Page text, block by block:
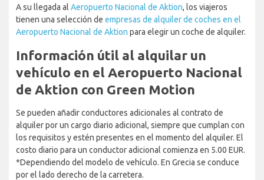
A su llegada al Aeropuerto Nacional de Aktion, los viajeros
tienen una selección de empresas de alquiler de coches en el
Aeropuerto Nacional de Aktion para elegir un coche de alquiler.
Información útil al alquilar un
vehículo en el Aeropuerto Nacional
de Aktion con Green Motion
Se pueden añadir conductores adicionales al contrato de
alquiler por un cargo diario adicional, siempre que cumplan con
los requisitos y estén presentes en el momento del alquiler. El
costo diario para un conductor adicional comienza en 5.00 EUR.
*Dependiendo del modelo de vehículo. En Grecia se conduce
por el lado derecho de la carretera.